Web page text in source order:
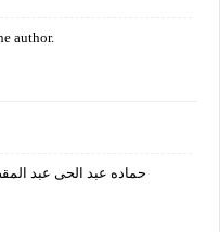
author.
حماده عبد الحى عبد المقصود احمد